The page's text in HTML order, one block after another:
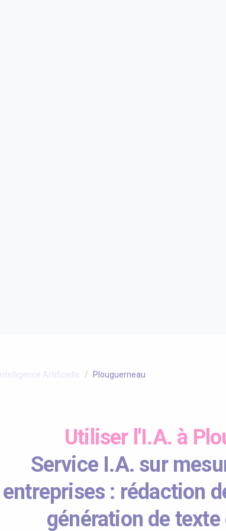
Artificielle Plouguerneau
Utiliser l'I.A. à
Service I.A. sur
entreprises : rédaction
génération de